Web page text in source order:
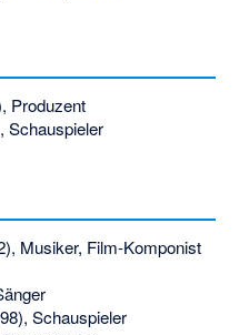
Produzent
Schauspieler
Musiker, Film-Komponist
Schauspieler